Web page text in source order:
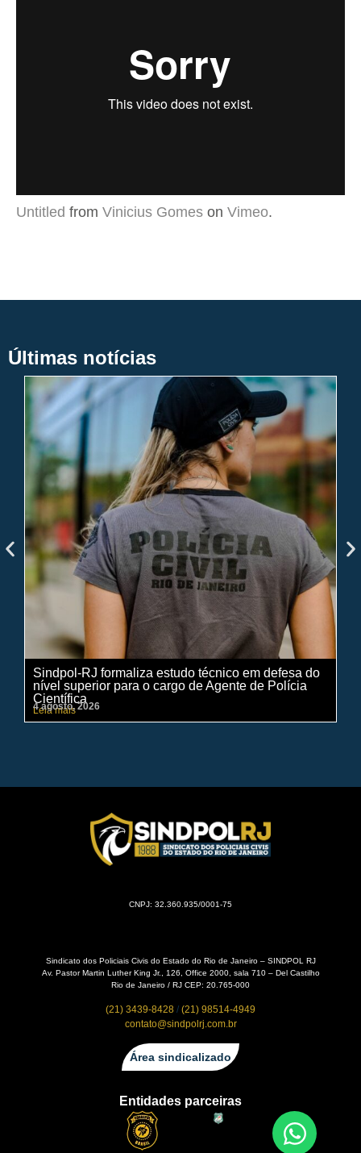
Untitled from Vinicius Gomes on Vimeo.
Últimas notícias
Sindpol-RJ formaliza estudo técnico em defesa do
nível superior para o cargo de Agente de Polícia
Científica
Leia mais
4 agosto, 2026
CNPJ: 32.360.935/0001-75
Sindicato dos Policiais Civis do Estado do Rio de Janeiro – SINDPOL RJ
Av. Pastor Martin Luther King Jr., 126, Office 2000, sala 710 – Del Castilho
Rio de Janeiro / RJ CEP: 20.765-000
(21) 3439-8428 / (21) 98514-4949
contato@sindpolrj.com.br
Área sindicalizado
Entidades parceiras